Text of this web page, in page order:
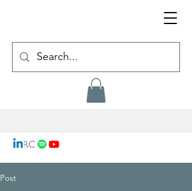
Post